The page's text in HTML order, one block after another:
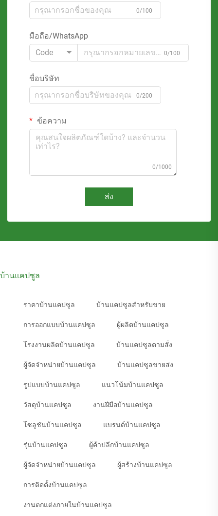
0/100
มือถือ/WhatsApp
Code
0/100
ชื่อบริษัท
0/200
ข้อความ
0/1000
ส่ง
บ้านแคปซูล
ราคาบ้านแคปซูล บ้านแคปซูลสำหรับขาย
การออกแบบบ้านแคปซูล ผู้ผลิตบ้านแคปซูล
โรงงานผลิตบ้านแคปซูล บ้านแคปซูลตามสั่ง
ผู้จัดจำหน่ายบ้านแคปซูล บ้านแคปซูลขายส่ง
รูปแบบบ้านแคปซูล แนวโน้มบ้านแคปซูล
วัสดุบ้านแคปซูล งานฝีมือบ้านแคปซูล
โซลูชันบ้านแคปซูล แบรนด์บ้านแคปซูล
รุ่นบ้านแคปซูล ผู้ค้าปลีกบ้านแคปซูล
ผู้จัดจำหน่ายบ้านแคปซูล ผู้สร้างบ้านแคปซูล
การติดตั้งบ้านแคปซูล
งานตกแต่งภายในบ้านแคปซูล